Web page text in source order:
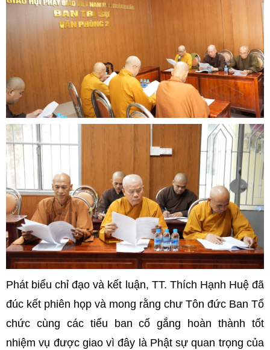
Phát biểu chỉ đạo và kết luận, TT. Thích Hạnh Huệ đã
đúc kết phiên họp và mong rằng chư Tôn đức Ban Tổ
chức cùng các tiểu ban cố gắng hoàn thành tốt
nhiệm vụ được giao vì đây là Phật sự quan trọng của